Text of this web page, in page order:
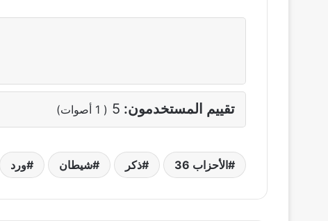
تقييم المستخدمون: 5
(
1 أصوات)
الأحزاب 36 ذكر شيطان ورد